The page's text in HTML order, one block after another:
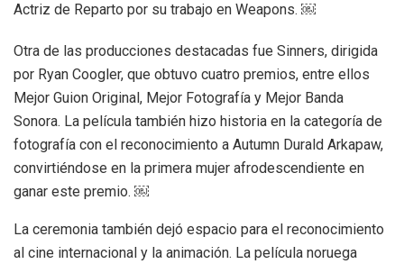
Actriz de Reparto por su trabajo en Weapons. ￼
Otra de las producciones destacadas fue Sinners, dirigida
por Ryan Coogler, que obtuvo cuatro premios, entre ellos
Mejor Guion Original, Mejor Fotografía y Mejor Banda
Sonora. La película también hizo historia en la categoría de
fotografía con el reconocimiento a Autumn Durald Arkapaw,
convirtiéndose en la primera mujer afrodescendiente en
ganar este premio. ￼
La ceremonia también dejó espacio para el reconocimiento
al cine internacional y la animación. La película noruega